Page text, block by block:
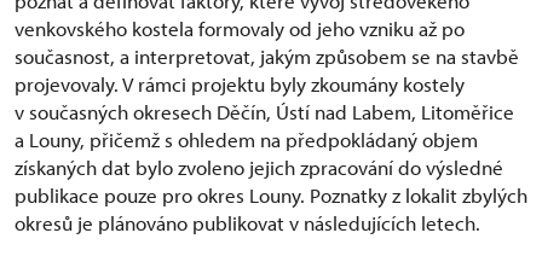
venkovského kostela formovaly od jeho vzniku až po
současnost, a interpretovat, jakým způsobem se na stavbě
projevovaly. V rámci projektu byly zkoumány kostely
v současných okresech Děčín, Ústí nad Labem, Litoměřice
a Louny, přičemž s ohledem na předpokládaný objem
získaných dat bylo zvoleno jejich zpracování do výsledné
publikace pouze pro okres Louny. Poznatky z lokalit zbylých
okresů je plánováno publikovat v následujících letech.